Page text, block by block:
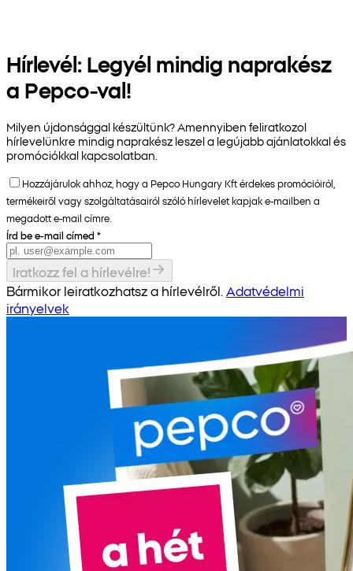
Hírlevél: Legyél mindig naprakész
a Pepco-val!
Milyen újdonsággal készültünk? Amennyiben feliratkozol
hírlevelünkre mindig naprakész leszel a legújabb ajánlatokkal és
promóciókkal kapcsolatban.
Hozzájárulok ahhoz, hogy a Pepco Hungary Kft érdekes promócióiról,
termékeiről vagy szolgáltatásairól szóló hírlevelet kapjak e-mailben a
megadott e-mail címre.
Írd be e-mail címed *
Iratkozz fel a hírlevélre!
Bármikor leiratkozhatsz a hírlevélről. Adatvédelmi
irányelvek